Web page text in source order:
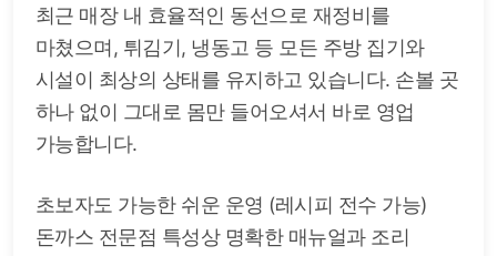
최근 매장 내 효율적인 동선으로 재정비를
마쳤으며, 튀김기, 냉동고 등 모든 주방 집기와
시설이 최상의 상태를 유지하고 있습니다. 손볼 곳
하나 없이 그대로 몸만 들어오셔서 바로 영업
가능합니다.
초보자도 가능한 쉬운 운영 (레시피 전수 가능)
돈까스 전문점 특성상 명확한 매뉴얼과 조리